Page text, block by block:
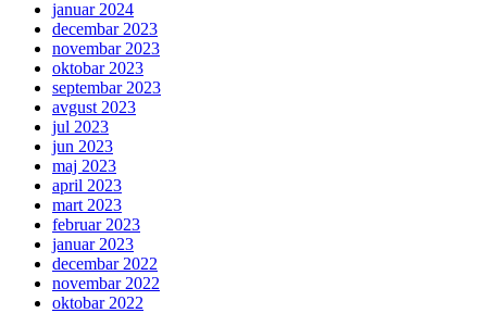
januar 2024
decembar 2023
novembar 2023
oktobar 2023
septembar 2023
avgust 2023
jul 2023
jun 2023
maj 2023
april 2023
mart 2023
februar 2023
januar 2023
decembar 2022
novembar 2022
oktobar 2022